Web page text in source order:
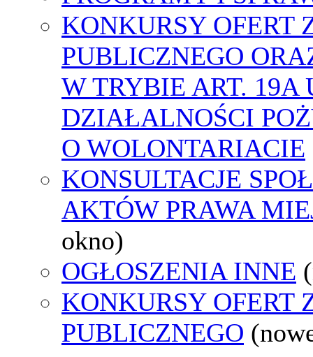
KONKURSY OFERT
PUBLICZNEGO
W TRYBIE ART. 19A
DZIAŁALNOŚCI
O WOLONTARIACIE
KONSULTACJE
AKTÓW PRAWA
okno)
OGŁOSZENIA INNE
KONKURSY OFERT
PUBLICZNEGO